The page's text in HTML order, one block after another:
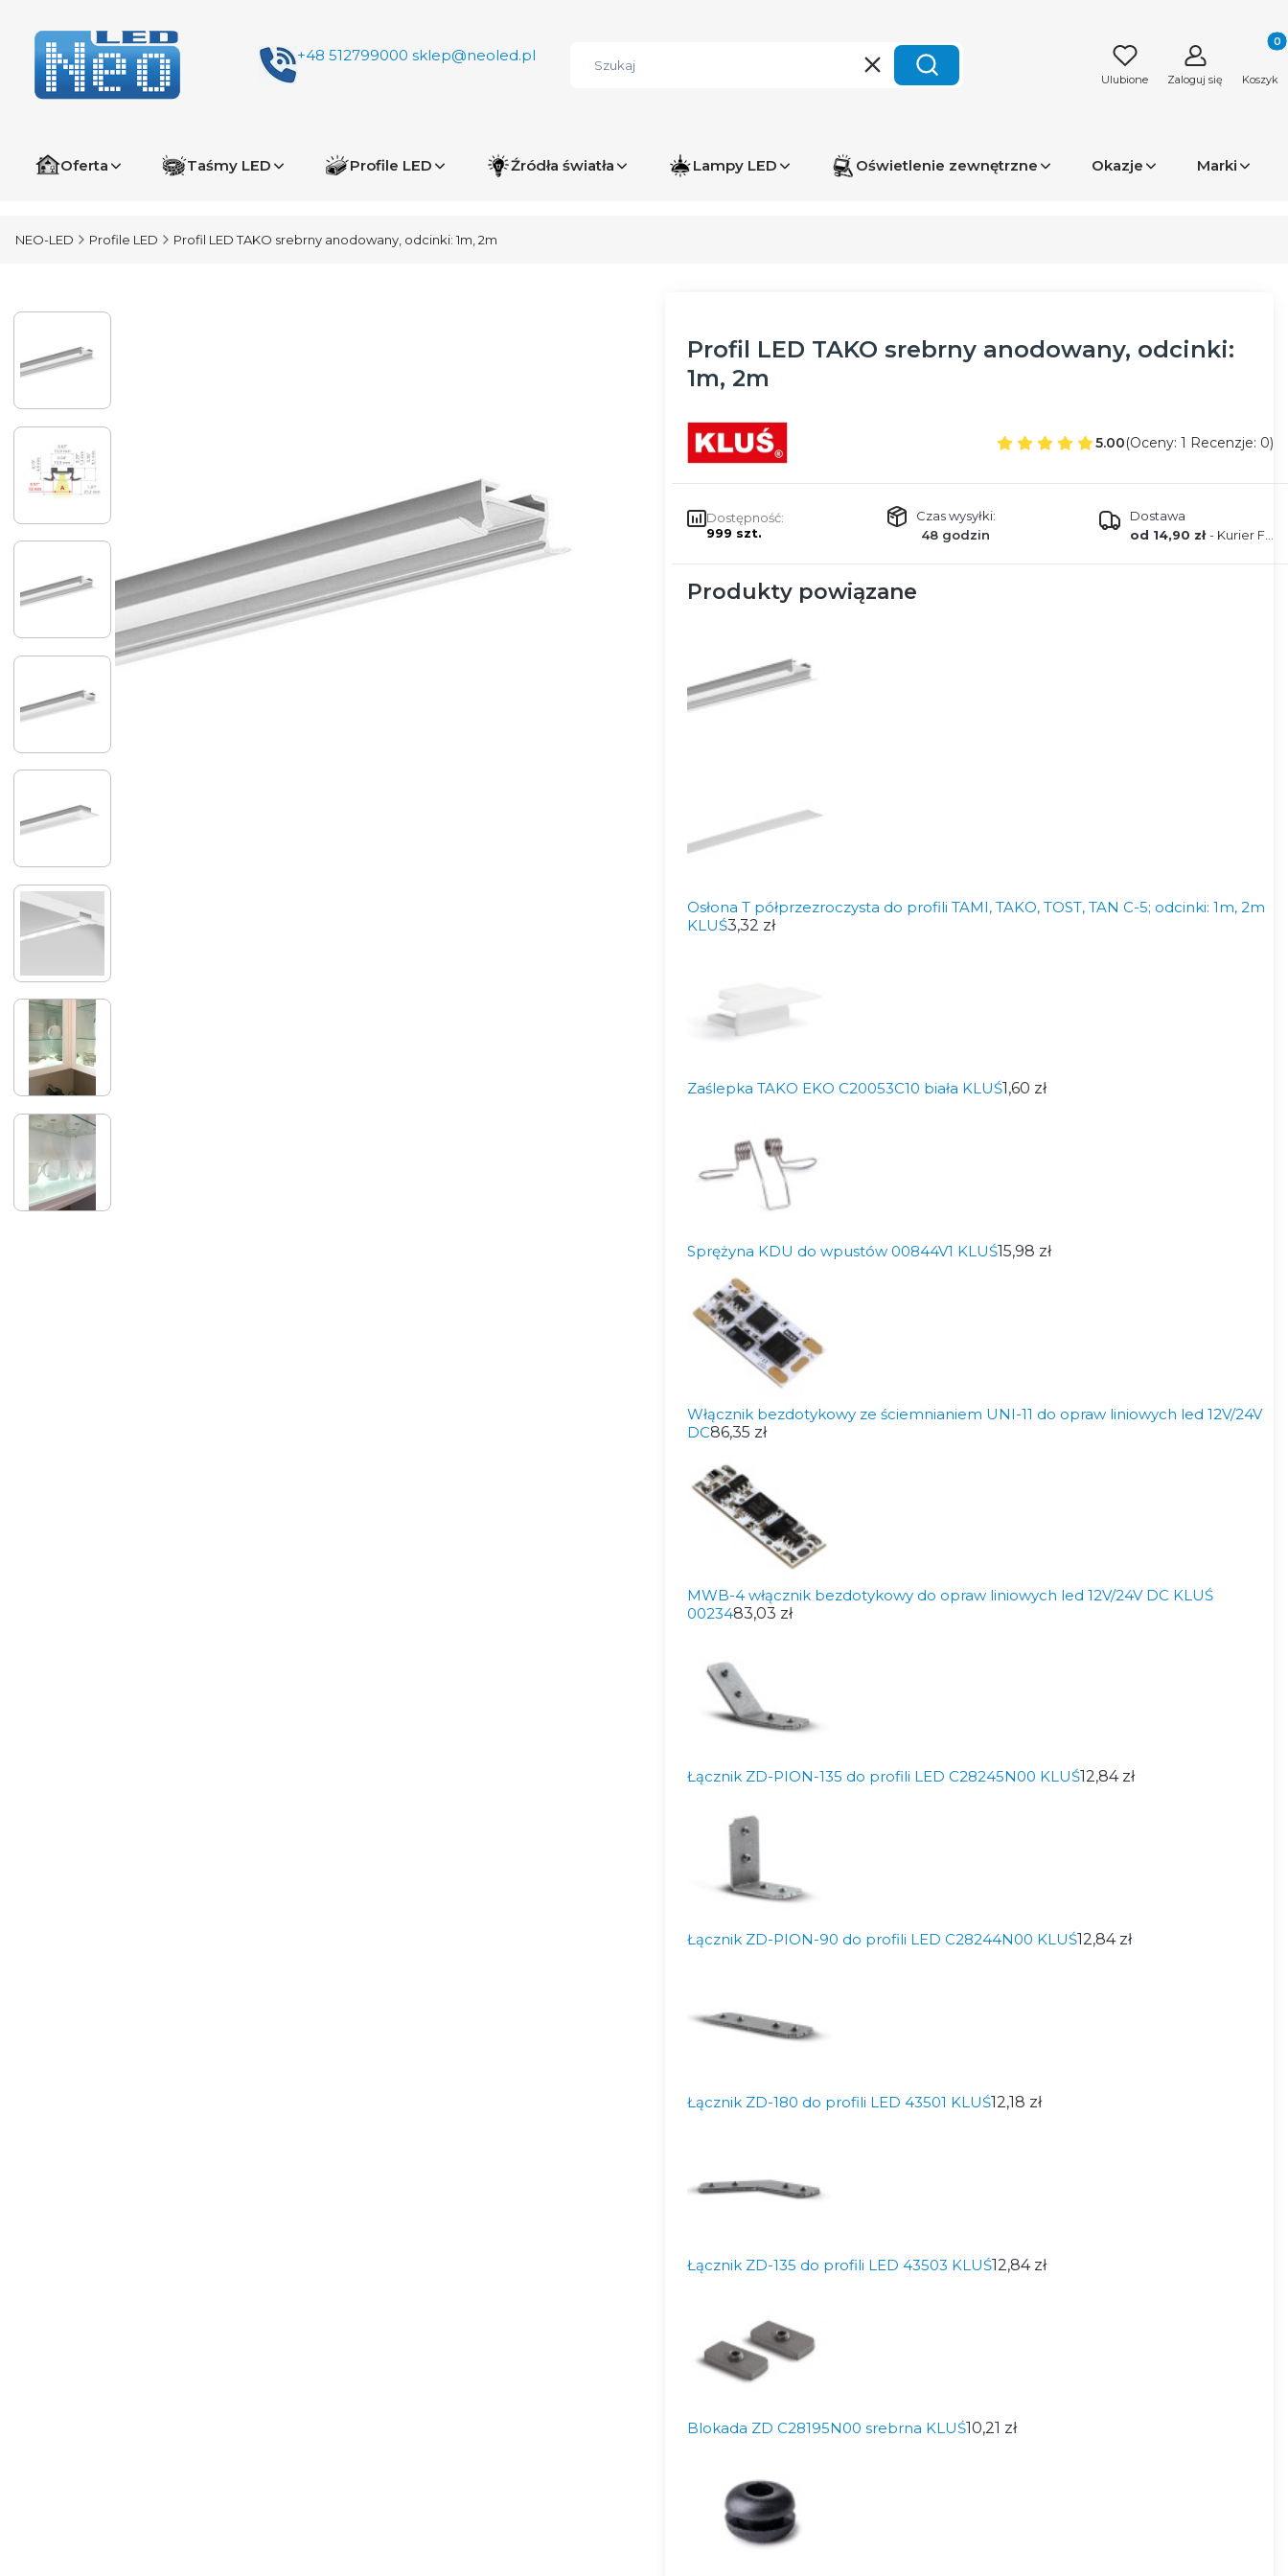
+48 512799000 sklep@neoled.pl
WyczyśćSzukaj Ulubione Zaloguj się Koszyk
Oferta Taśmy LED Profile LED Źródła światła Lampy LED Oświetlenie zewnętrzne Okazje Marki
NEO-LED Profile LED Profil LED TAKO srebrny anodowany, odcinki: 1m, 2m
Profil LED TAKO srebrny anodowany, odcinki:
1m, 2m
5.00(Oceny: 1 Recenzje: 0)
Dostępność:
999 szt.
Czas wysyłki:
48 godzin
Dostawa
od 14,90 zł- Kurier FEDEX
Produkty powiązane
Osłona T półprzezroczysta do profili TAMI, TAKO, TOST, TAN C-5; odcinki: 1m, 2m
KLUŚ3,32 zł
Zaślepka TAKO EKO C20053C10 biała KLUŚ1,60 zł
Sprężyna KDU do wpustów 00844V1 KLUŚ15,98 zł
Włącznik bezdotykowy ze ściemnianiem UNI-11 do opraw liniowych led 12V/24V
DC86,35 zł
MWB-4 włącznik bezdotykowy do opraw liniowych led 12V/24V DC KLUŚ
0023483,03 zł
Łącznik ZD-PION-135 do profili LED C28245N00 KLUŚ12,84 zł
Łącznik ZD-PION-90 do profili LED C28244N00 KLUŚ12,84 zł
Łącznik ZD-180 do profili LED 43501 KLUŚ12,18 zł
Łącznik ZD-135 do profili LED 43503 KLUŚ12,84 zł
Blokada ZD C28195N00 srebrna KLUŚ10,21 zł